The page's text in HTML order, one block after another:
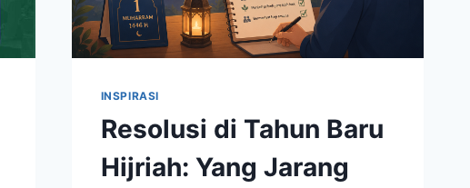
INSPIRASI
Resolusi di Tahun Baru
Hijriah: Yang Jarang